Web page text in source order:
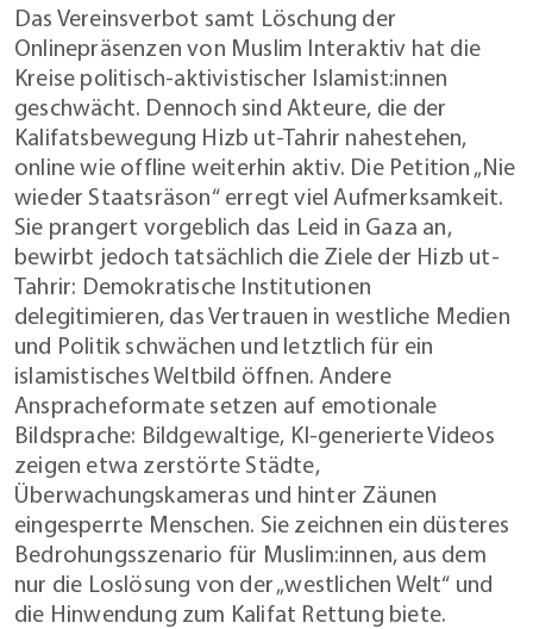
Das Vereinsverbot samt Löschung der
Onlinepräsenzen von Muslim Interaktiv hat die
Kreise politisch-aktivistischer Islamist:innen
geschwächt. Dennoch sind Akteure, die der
Kalifatsbewegung Hizb ut-Tahrir nahestehen,
online wie offline weiterhin aktiv. Die Petition „Nie
wieder Staatsräson“ erregt viel Aufmerksamkeit.
Sie prangert vorgeblich das Leid in Gaza an,
bewirbt jedoch tatsächlich die Ziele der Hizb ut-
Tahrir: Demokratische Institutionen
delegitimieren, das Vertrauen in westliche Medien
und Politik schwächen und letztlich für ein
islamistisches Weltbild öffnen. Andere
Anspracheformate setzen auf emotionale
Bildsprache: Bildgewaltige, KI-generierte Videos
zeigen etwa zerstörte Städte,
Überwachungskameras und hinter Zäunen
eingesperrte Menschen. Sie zeichnen ein düsteres
Bedrohungsszenario für Muslim:innen, aus dem
nur die Loslösung von der „westlichen Welt“ und
die Hinwendung zum Kalifat Rettung biete.